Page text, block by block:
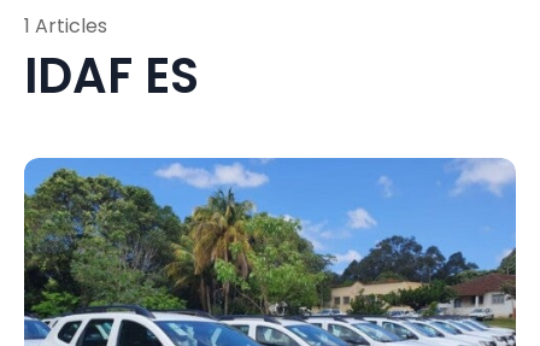
IDAF ES
1 Articles